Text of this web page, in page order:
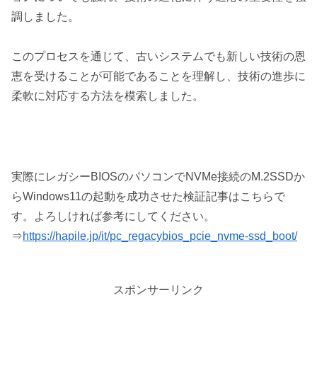
調しました。
このプロセスを通じて、古いシステムでも新しい技術の恩
恵を受けることが可能であることを理解し、技術の進歩に
柔軟に対応する方法を模索しました。
実際にレガシーBIOSのパソコンでNVMe接続のM.2SSDか
らWindows11の起動を成功させた検証記事はこちらで
す。よろしければ参考にしてください。
⇒https://hapile.jp/it/pc_regacybios_pcie_nvme-ssd_boot/
スポンサーリンク